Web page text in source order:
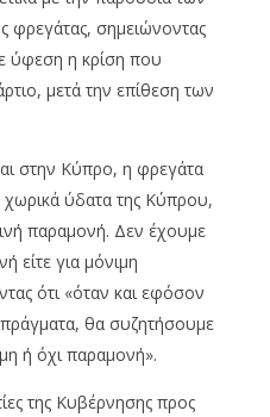
φρεγάτας, σημειώνοντας
ύφεση η κρίση που
μετά την επίθεση των
στην Κύπρο, η φρεγάτα
χωρικά ύδατα της Κύπρου,
παραμονή. Δεν έχουμε
είτε για μόνιμη
ότι «όταν και εφόσον
θα συζητήσουμε
ή όχι παραμονή».
της Κυβέρνησης προς